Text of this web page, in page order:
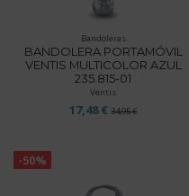
Bandoleras
BANDOLERA PORTAMÓVIL
VENTIS MULTICOLOR AZUL
235.815-01
Ventis
17,48 €34,95 €
-50%